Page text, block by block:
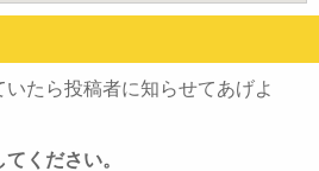
たら投稿者に知らせてあげよ
ください。